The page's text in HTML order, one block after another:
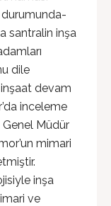
santralin inşa
dile
devam
inceleme
Müdür
mimari
inşa
ve